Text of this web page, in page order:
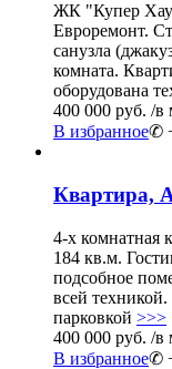
ЖК "Купер
Евроремонт.
санузла
комната.
оборудована
400 000 руб. /в
В избранное✆
Квартира,
4-х комнатная
184 кв.м.
подсобное
всей
парковкой >>>
400 000 руб. /в
В избранное✆